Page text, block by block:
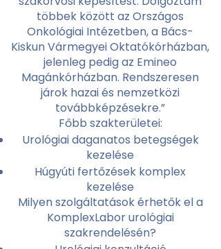
többek között az Országos
Onkológiai Intézetben, a Bács-
Kiskun Vármegyei Oktatókórházban,
jelenleg pedig az Emineo
Magánkórházban. Rendszeresen
járok hazai és nemzetközi
továbbképzésekre.”
Főbb szakterületei:
Urológiai daganatos betegségek
kezelése
Húgyúti fertőzések komplex
kezelése
Milyen szolgáltatások érhetők el a
KomplexLabor urológiai
szakrendelésén?